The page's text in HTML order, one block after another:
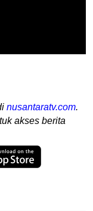
nusantaratv.com.
akses berita